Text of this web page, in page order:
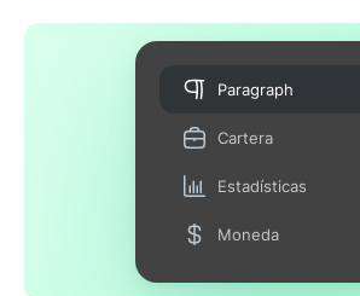
Paragraph
Cartera
Estadísticas
Moneda